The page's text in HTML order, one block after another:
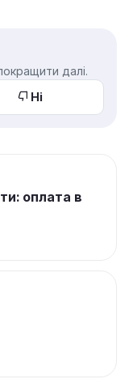
далі.
Ні
оплата в